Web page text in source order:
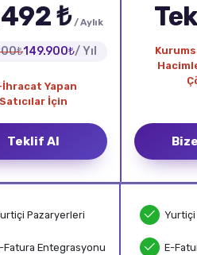
₺ / Aylık
149.900₺/ Yıl
İhracat Yapan
Satıcılar İçin
Teklif Al
Pazaryerleri
Fatura Entegrasyonu
Yurtiçi
E-